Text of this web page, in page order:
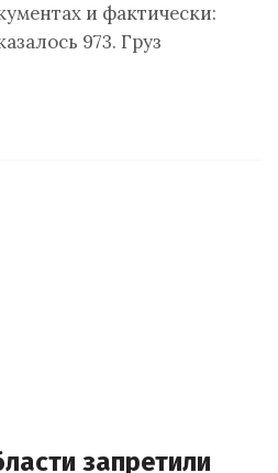
и фактически:
973. Груз
запретили